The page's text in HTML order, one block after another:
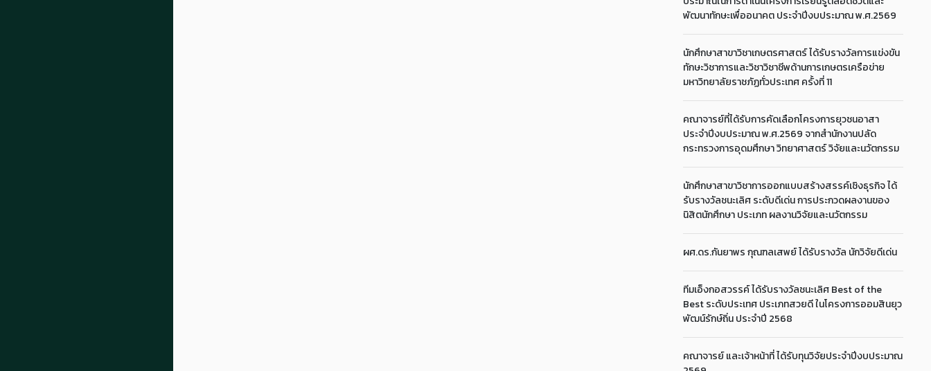
พัฒนาทักษะเพื่ออนาคต ประจำปีงบประมาณ พ.ศ.2569
นักศึกษาสาขาวิชาเกษตรศาสตร์ ได้รับรางวัลการแข่งขัน
ทักษะวิชาการและวิชาวิชาชีพด้านการเกษตรเครือข่าย
มหาวิทยาลัยราชภัฏทั่วประเทศ ครั้งที่ 11
คณาจารย์ที่ได้รับการคัดเลือกโครงการยุวชนอาสา
ประจำปีงบประมาณ พ.ศ.2569 จากสำนักงานปลัด
กระทรวงการอุดมศึกษา วิทยาศาสตร์ วิจัยและนวัตกรรม
นักศึกษาสาขาวิชาการออกแบบสร้างสรรค์เชิงธุรกิจ ได้
รับรางวัลชนะเลิศ ระดับดีเด่น การประกวดผลงานของ
นิสิตนักศึกษา ประเภท ผลงานวิจัยและนวัตกรรม
ผศ.ดร.กันยาพร กุณฑลเสพย์ ได้รับรางวัล นักวิจัยดีเด่น
ทีมเอ็งกอสวรรค์ ได้รับรางวัลชนะเลิศ Best of the
Best ระดับประเทศ ประเภทสวยดี ในโครงการออมสินยุว
พัฒน์รักษ์ถิ่น ประจำปี 2568
คณาจารย์ และเจ้าหน้าที่ ได้รับทุนวิจัยประจำปีงบประมาณ